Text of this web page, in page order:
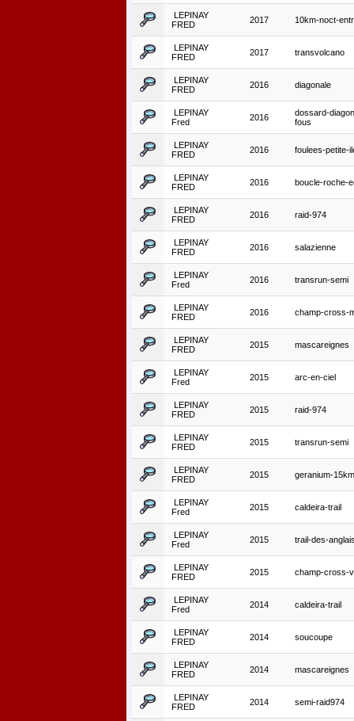
LEPINAY
FRED
2017 10km-noct-
LEPINAY
FRED
2017 transvolcano
LEPINAY
FRED
2016 diagonale
LEPINAY
Fred
2016
dossard-
fous
LEPINAY
FRED
2016 foulees-petite-
LEPINAY
FRED
2016 boucle-roche-
LEPINAY
FRED
2016 raid-974
LEPINAY
FRED
2016 salazienne
LEPINAY
Fred
2016 transrun-semi
LEPINAY
FRED
2016 champ-cross-
LEPINAY
FRED
2015 mascareignes
LEPINAY
Fred
2015 arc-en-ciel
LEPINAY
FRED
2015 raid-974
LEPINAY
FRED
2015 transrun-semi
LEPINAY
FRED
2015 geranium-15km
LEPINAY
Fred
2015 caldeira-trail
LEPINAY
Fred
2015 trail-des-
LEPINAY
FRED
2015 champ-cross-
LEPINAY
Fred
2014 caldeira-trail
LEPINAY
FRED
2014 soucoupe
LEPINAY
FRED
2014 mascareignes
LEPINAY
FRED
2014 semi-raid974